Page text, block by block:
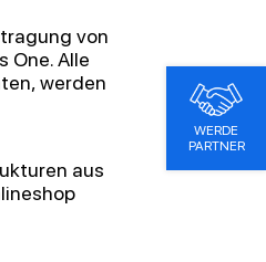
von
One. Alle
werden
aus
WERDE
PARTNER